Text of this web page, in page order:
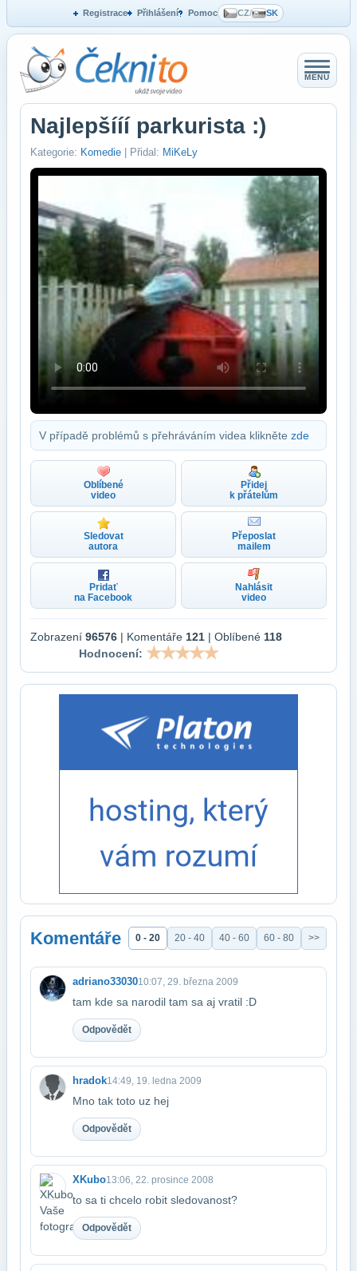
Registrace Přihlášení Pomoc CZ/ SK
MENU
Najlepšííí parkurista :)
Kategorie: Komedie | Přidal: MiKeLy
V případě problémů s přehráváním videa klikněte zde
Oblíbené
video
Přidej
k přátelům
Sledovat
autora
Přeposlat
mailem
Pridať
na Facebook
Nahlásit
video
Zobrazení 96576 | Komentáře 121 | Oblíbené 118
Hodnocení:
Komentáře 0 - 20 20 - 40 40 - 60 60 - 80 >>
adriano3303010:07, 29. března 2009
tam kde sa narodil tam sa aj vratil :D
Odpovědět
hradok14:49, 19. ledna 2009
Mno tak toto uz hej
Odpovědět
XKubo13:06, 22. prosince 2008
to sa ti chcelo robit sledovanost?
Odpovědět